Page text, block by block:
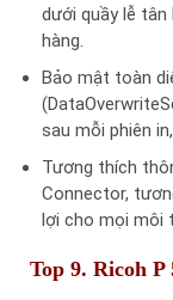
dưới quầy lễ
hàng.
Bảo mật toàn
sau mỗi phiên
Tương thích
Connector,
lợi cho mọi môi
Top 9. Ricoh P